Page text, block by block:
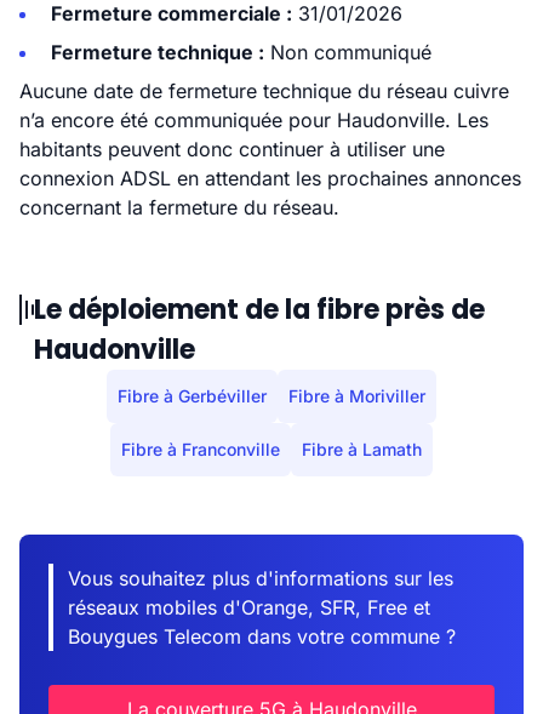
Fermeture commerciale : 31/01/2026
Fermeture technique : Non communiqué
Aucune date de fermeture technique du réseau cuivre
n’a encore été communiquée pour Haudonville. Les
habitants peuvent donc continuer à utiliser une
connexion ADSL en attendant les prochaines annonces
concernant la fermeture du réseau.
Le déploiement de la fibre près de
Haudonville
Fibre à Gerbéviller Fibre à Moriviller
Fibre à Franconville Fibre à Lamath
Vous souhaitez plus d'informations sur les
réseaux mobiles d'Orange, SFR, Free et
Bouygues Telecom dans votre commune ?
La couverture 5G à Haudonville